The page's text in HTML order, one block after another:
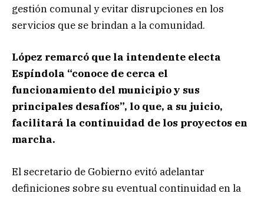
gestión comunal y evitar disrupciones en los
servicios que se brindan a la comunidad.
López remarcó que la intendente electa
Espíndola “conoce de cerca el
funcionamiento del municipio y sus
principales desafíos”, lo que, a su juicio,
facilitará la continuidad de los proyectos en
marcha.
El secretario de Gobierno evitó adelantar
definiciones sobre su eventual continuidad en la